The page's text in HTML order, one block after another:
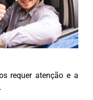
requer atenção e a